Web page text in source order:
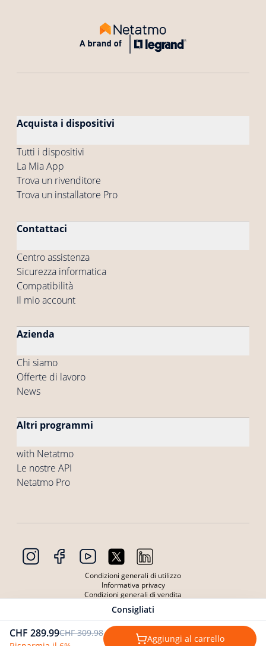
Consigliati
CHF 289.99CHF 309.98
Aggiungi al carrello
Acquista i dispositivi
Tutti i dispositivi
La Mia App
Trova un rivenditore
Trova un installatore Pro
Contattaci
Centro assistenza
Sicurezza informatica
Compatibilità
Il mio account
Azienda
Chi siamo
Offerte di lavoro
News
Altri programmi
with Netatmo
Le nostre API
Netatmo Pro
Condizioni generali di utilizzo
Informativa privacy
Condizioni generali di vendita
Condizioni Generali di Utilizzo dei Dispositivi
Informativa privacy Dispositivi
Copyright © 2026 Netatmo. Tutti i diritti riservati